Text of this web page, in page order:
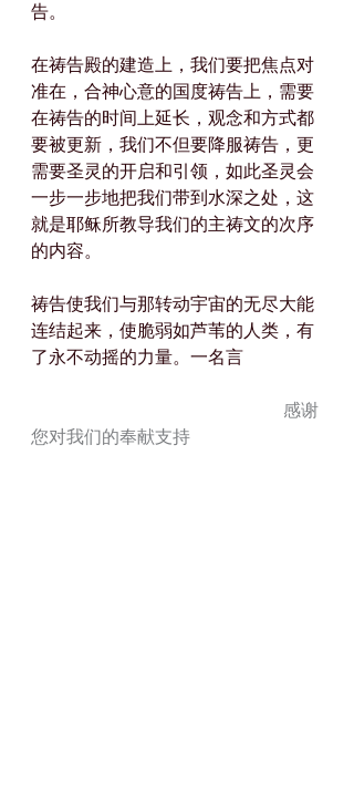
告。
在祷告殿的建造上，我们要把焦点对
准在，合神心意的国度祷告上，需要
在祷告的时间上延长，观念和方式都
要被更新，我们不但要降服祷告，更
需要圣灵的开启和引领，如此圣灵会
一步一步地把我们带到水深之处，这
就是耶稣所教导我们的主祷文的次序
的内容。
祷告使我们与那转动宇宙的无尽大能
连结起来，使脆弱如芦苇的人类，有
了永不动摇的力量。一名言
您对我们的奉献支持